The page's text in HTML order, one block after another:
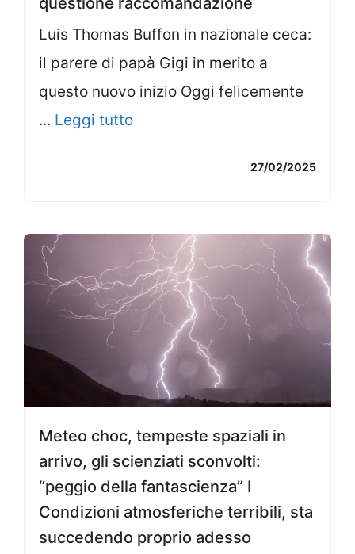
Luis Thomas Buffon in nazionale ceca:
il parere di papà Gigi in merito a
questo nuovo inizio Oggi felicemente
... Leggi tutto
27/02/2025
Meteo choc, tempeste spaziali in
arrivo, gli scienziati sconvolti:
“peggio della fantascienza” I
Condizioni atmosferiche terribili, sta
succedendo proprio adesso